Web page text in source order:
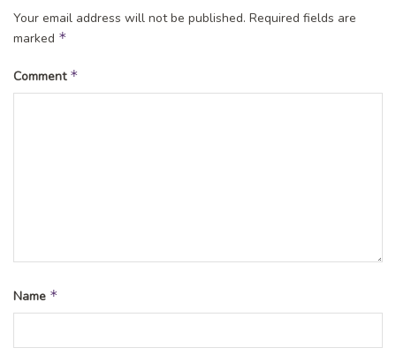
Your email address will not be published. Required fields are
marked *
Comment *
Name *